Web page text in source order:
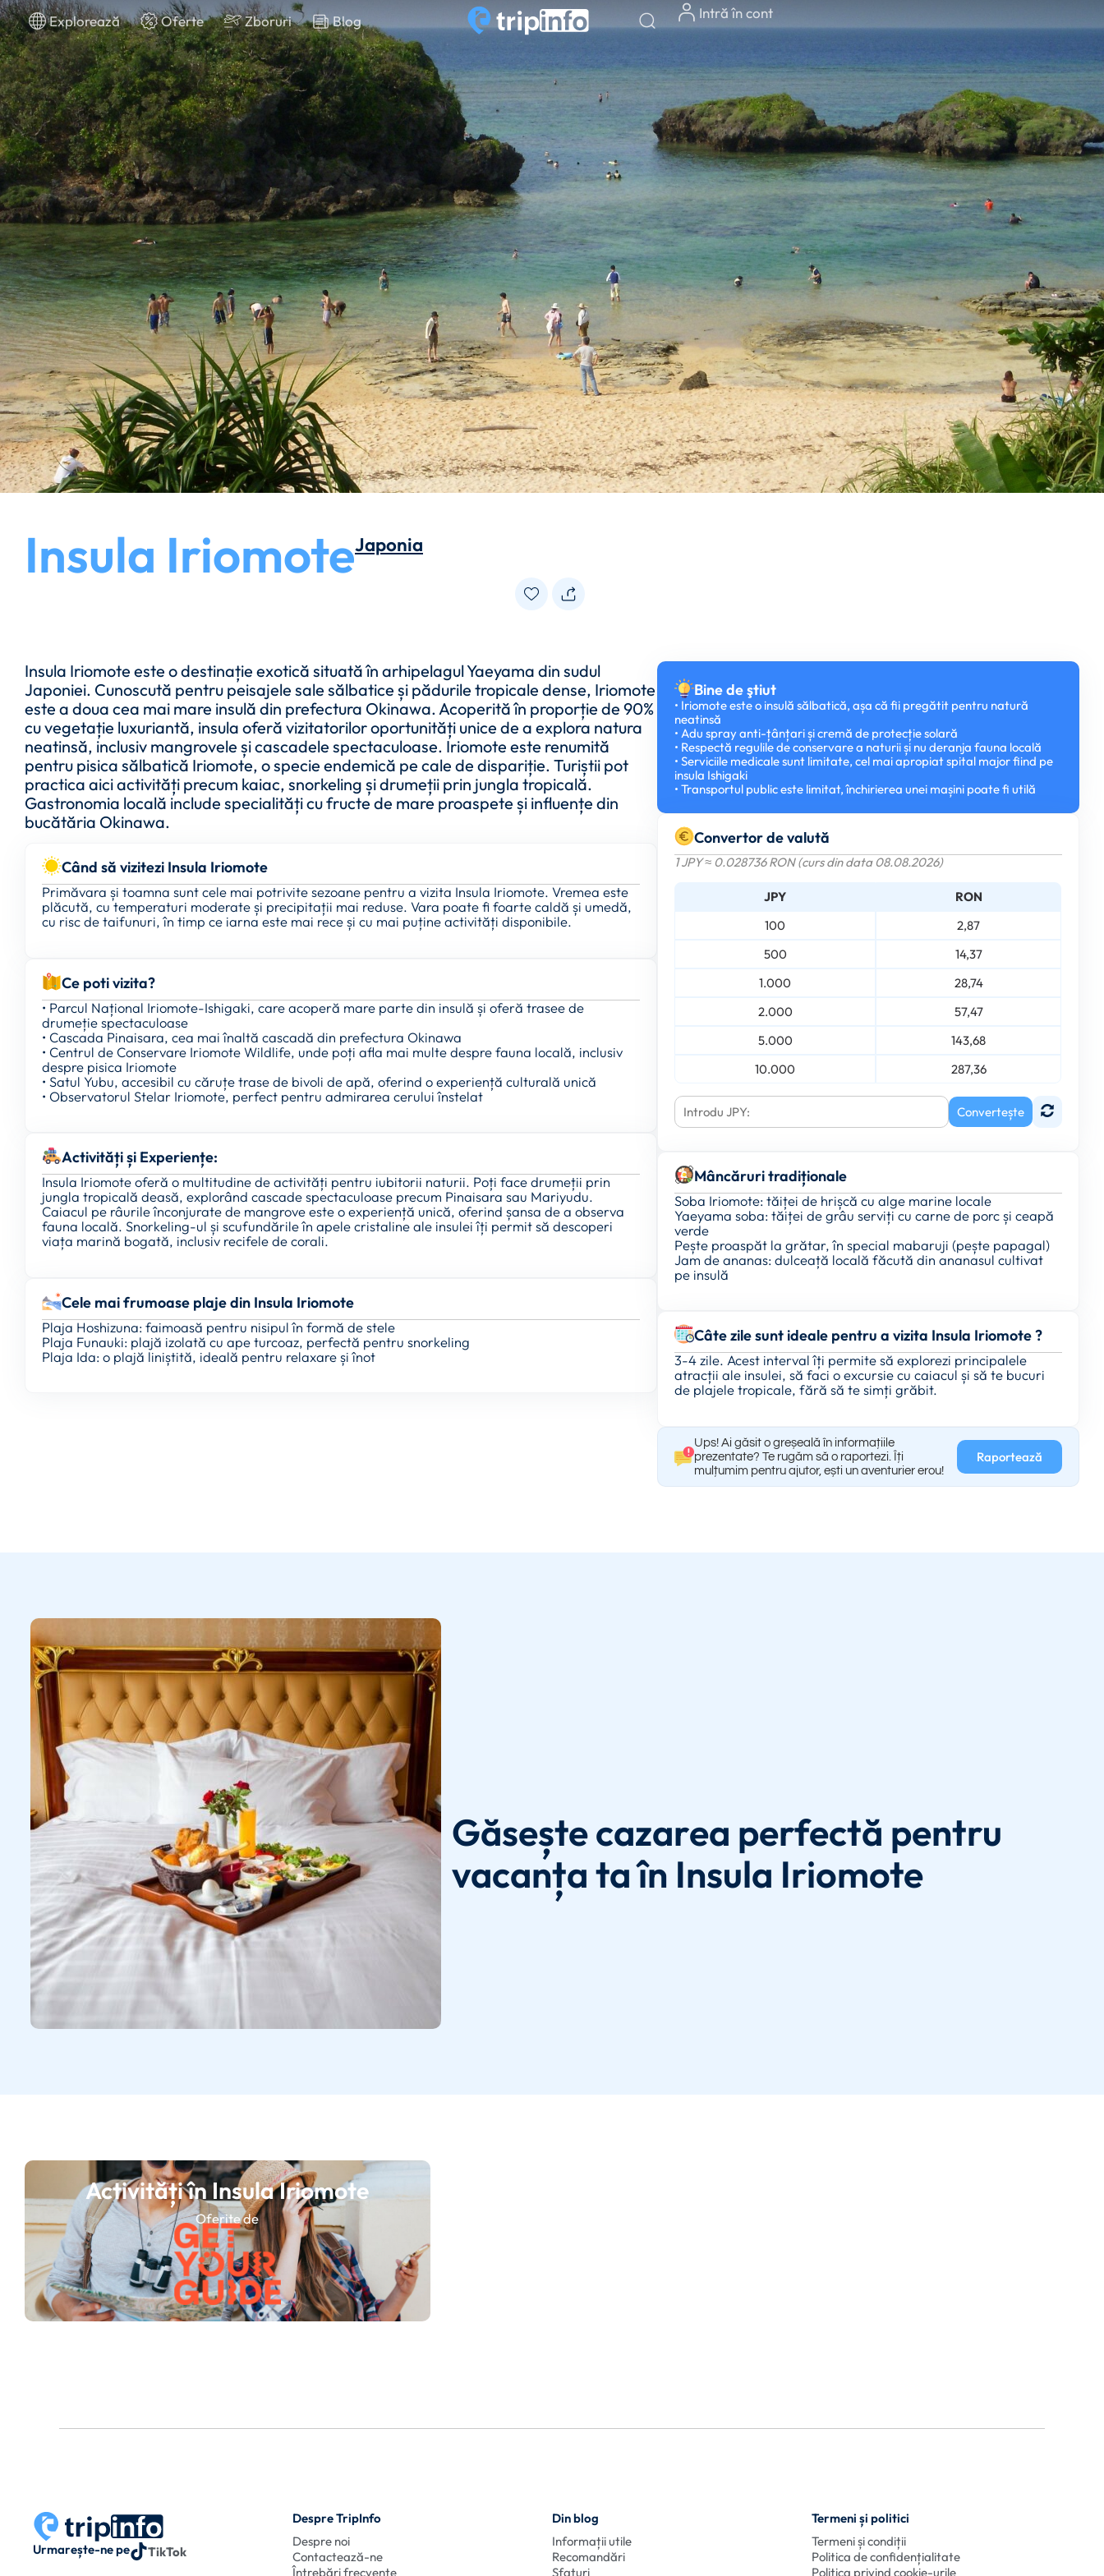
Explorează Oferte Zboruri Blog Intră în cont
Insula IriomoteJaponia
Insula Iriomote este o destinație exotică situată în arhipelagul Yaeyama din sudul
Japoniei. Cunoscută pentru peisajele sale sălbatice și pădurile tropicale dense, Iriomote
este a doua cea mai mare insulă din prefectura Okinawa. Acoperită în proporție de 90%
cu vegetație luxuriantă, insula oferă vizitatorilor oportunități unice de a explora natura
neatinsă, inclusiv mangrovele și cascadele spectaculoase. Iriomote este renumită
pentru pisica sălbatică Iriomote, o specie endemică pe cale de dispariție. Turiștii pot
practica aici activități precum kaiac, snorkeling și drumeții prin jungla tropicală.
Gastronomia locală include specialități cu fructe de mare proaspete și influențe din
bucătăria Okinawa.
Când să vizitezi Insula Iriomote
Primăvara și toamna sunt cele mai potrivite sezoane pentru a vizita Insula Iriomote. Vremea este
plăcută, cu temperaturi moderate și precipitații mai reduse. Vara poate fi foarte caldă și umedă,
cu risc de taifunuri, în timp ce iarna este mai rece și cu mai puține activități disponibile.
Ce poti vizita?
• Parcul Național Iriomote-Ishigaki, care acoperă mare parte din insulă și oferă trasee de
drumeție spectaculoase
• Cascada Pinaisara, cea mai înaltă cascadă din prefectura Okinawa
• Centrul de Conservare Iriomote Wildlife, unde poți afla mai multe despre fauna locală, inclusiv
despre pisica Iriomote
• Satul Yubu, accesibil cu căruțe trase de bivoli de apă, oferind o experiență culturală unică
• Observatorul Stelar Iriomote, perfect pentru admirarea cerului înstelat
Activități și Experiențe:
Insula Iriomote oferă o multitudine de activități pentru iubitorii naturii. Poți face drumeții prin
jungla tropicală deasă, explorând cascade spectaculoase precum Pinaisara sau Mariyudu.
Caiacul pe râurile înconjurate de mangrove este o experiență unică, oferind șansa de a observa
fauna locală. Snorkeling-ul și scufundările în apele cristaline ale insulei îți permit să descoperi
viața marină bogată, inclusiv recifele de corali.
Cele mai frumoase plaje din Insula Iriomote
Plaja Hoshizuna: faimoasă pentru nisipul în formă de stele
Plaja Funauki: plajă izolată cu ape turcoaz, perfectă pentru snorkeling
Plaja Ida: o plajă liniștită, ideală pentru relaxare și înot
Bine de ştiut
• Iriomote este o insulă sălbatică, așa că fii pregătit pentru natură
neatinsă
• Adu spray anti-țânțari și cremă de protecție solară
• Respectă regulile de conservare a naturii și nu deranja fauna locală
• Serviciile medicale sunt limitate, cel mai apropiat spital major fiind pe
insula Ishigaki
• Transportul public este limitat, închirierea unei mașini poate fi utilă
Convertor de valută
1 JPY ≈ 0.028736 RON (curs din data 08.08.2026)
JPY
RON
100
2,87
500
14,37
1.000
28,74
2.000
57,47
5.000
143,68
10.000
287,36
Convertește
Mâncăruri tradiționale
Soba Iriomote: tăiței de hrișcă cu alge marine locale
Yaeyama soba: tăiței de grâu serviți cu carne de porc și ceapă
verde
Pește proaspăt la grătar, în special mabaruji (pește papagal)
Jam de ananas: dulceață locală făcută din ananasul cultivat
pe insulă
Câte zile sunt ideale pentru a vizita Insula Iriomote ?
3-4 zile. Acest interval îți permite să explorezi principalele
atracții ale insulei, să faci o excursie cu caiacul și să te bucuri
de plajele tropicale, fără să te simți grăbit.
Ups! Ai găsit o greșeală în informațiile
prezentate? Te rugăm să o raportezi. Îți
mulțumim pentru ajutor, ești un aventurier erou!
Raportează
Găsește cazarea perfectă pentru
vacanța ta în Insula Iriomote
Activități în Insula Iriomote
Oferite de
Urmarește-ne pe TikTok
Despre TripInfo
Despre noi
Contactează-ne
Întrebări frecvente
Din blog
Informații utile
Recomandări
Sfaturi
Termeni și politici
Termeni și condiții
Politica de confidențialitate
Politica privind cookie-urile